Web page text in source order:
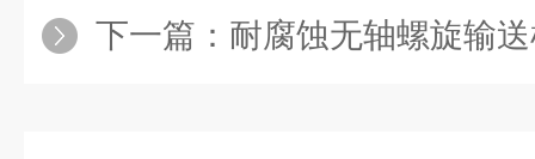
下一篇： 耐腐蚀无轴螺旋输